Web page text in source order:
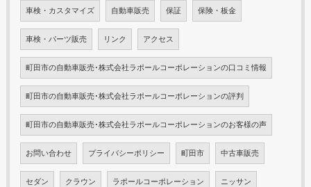
車検・カスタマイズ 自動車販売 保証 保険・板金
車検・パーツ販売 リンク アクセス
町田市の自動車販売･株式会社ラポールコーポレーションの口コミ情報
町田市の自動車販売･株式会社ラポールコーポレーションの評判
町田市の自動車販売･株式会社ラポールコーポレーションのお客様の声
お問い合わせ プライバシーポリシー 町田市 中古車販売
セダン クラウン ラポールコーポレーション ニッサン